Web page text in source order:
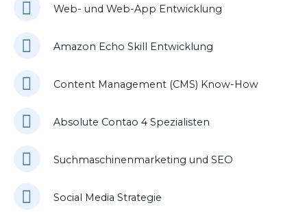
Web- und Web-App Entwicklung
Amazon Echo Skill Entwicklung
Content Management (CMS) Know-How
Absolute Contao 4 Spezialisten
Suchmaschinenmarketing und SEO
Social Media Strategie